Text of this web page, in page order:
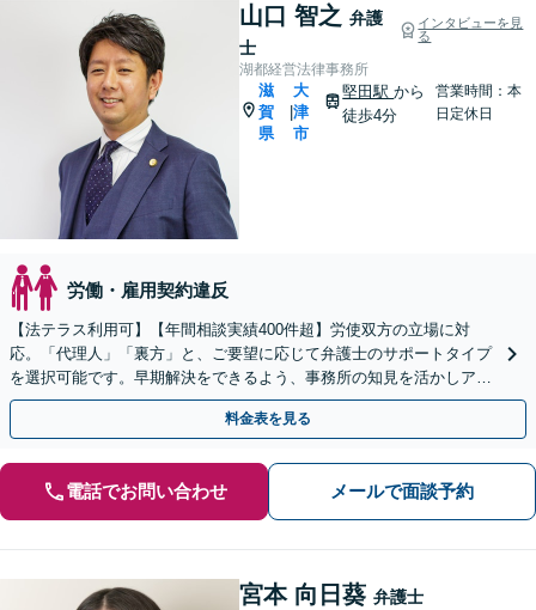
山口 智之 弁護
士
インタビューを見
る
湖都経営法律事務所
滋
賀
県
大
津
市
堅田駅から
徒歩4分
営業時間：本
日定休日
労働・雇用契約違反
【法テラス利用可】【年間相談実績400件超】労使双方の立場に対
応。「代理人」「裏方」と、ご要望に応じて弁護士のサポートタイプ
を選択可能です。早期解決をできるよう、事務所の知見を活かしアド
バイスいたします【堅田駅4分】【無料駐車場あり】
料金表を見る
電話でお問い合わせ メールで面談予約
宮本 向日葵 弁護士